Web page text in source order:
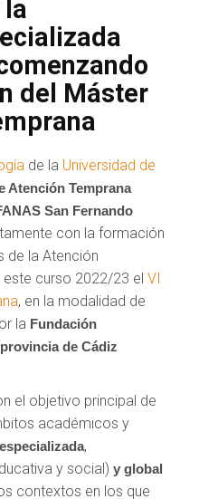
del Máster
de la Universidad de
Atención Temprana
San Fernando
con la formación
de la Atención
este curso 2022/23 elVI
, en la modalidad de
la Fundación
de Cádiz
el objetivo principal de
académicos y
,
y social)y global
contextos en los que